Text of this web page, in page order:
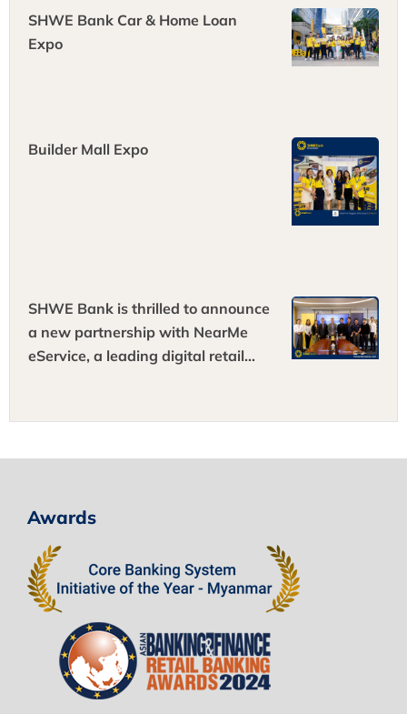
SHWE Bank Car & Home Loan
Expo
Builder Mall Expo
SHWE Bank is thrilled to announce
a new partnership with NearMe
eService, a leading digital retail
Awards